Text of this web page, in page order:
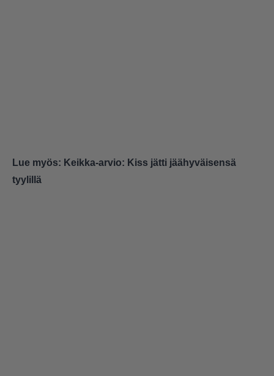
Lue myös: Keikka-arvio: Kiss jätti jäähyväisensä
tyylillä